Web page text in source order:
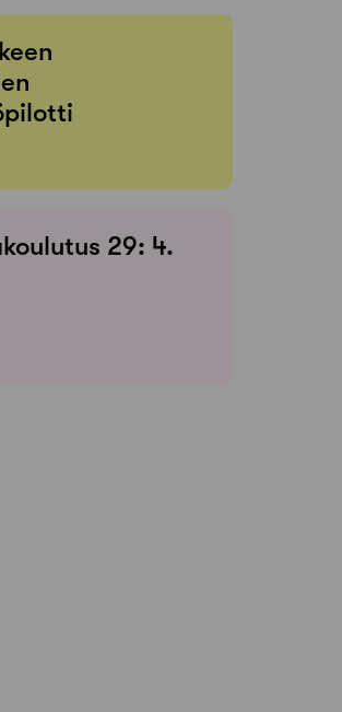
29: 4.